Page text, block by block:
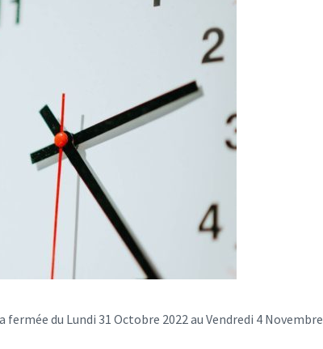
du Lundi 31 Octobre 2022 au Vendredi 4 Novembre